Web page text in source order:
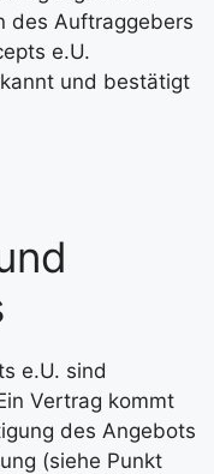
des Auftraggebers
e.U.
und bestätigt
e.U. sind
Vertrag kommt
des Angebots
(siehe Punkt